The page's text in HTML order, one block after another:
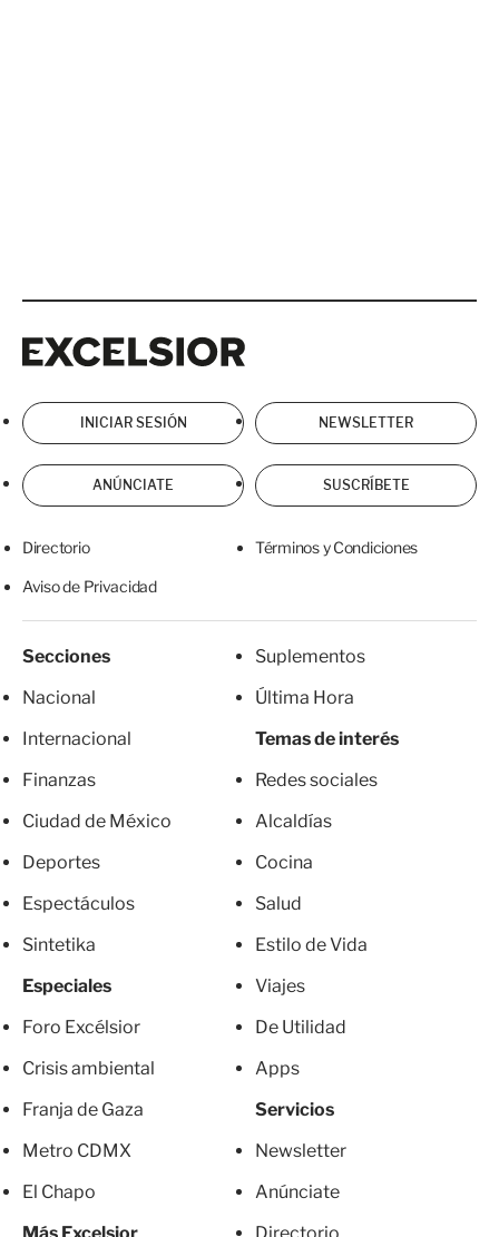
INICIAR SESIÓN NEWSLETTER
ANÚNCIATE SUSCRÍBETE
Directorio Términos y Condiciones
Aviso de Privacidad
Secciones
Nacional
Internacional
Finanzas
Ciudad de México
Deportes
Espectáculos
Sintetika
Especiales
Foro Excélsior
Crisis ambiental
Franja de Gaza
Metro CDMX
El Chapo
Más Excelsior
Suplementos
Última Hora
Temas de interés
Redes sociales
Alcaldías
Cocina
Salud
Estilo de Vida
Viajes
De Utilidad
Apps
Servicios
Newsletter
Anúnciate
Directorio